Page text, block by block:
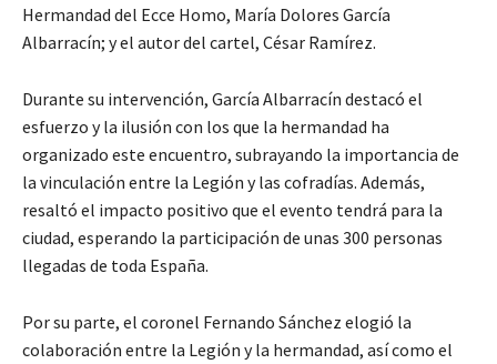
Hermandad del Ecce Homo, María Dolores García
Albarracín; y el autor del cartel, César Ramírez.
Durante su intervención, García Albarracín destacó el
esfuerzo y la ilusión con los que la hermandad ha
organizado este encuentro, subrayando la importancia de
la vinculación entre la Legión y las cofradías. Además,
resaltó el impacto positivo que el evento tendrá para la
ciudad, esperando la participación de unas 300 personas
llegadas de toda España.
Por su parte, el coronel Fernando Sánchez elogió la
colaboración entre la Legión y la hermandad, así como el